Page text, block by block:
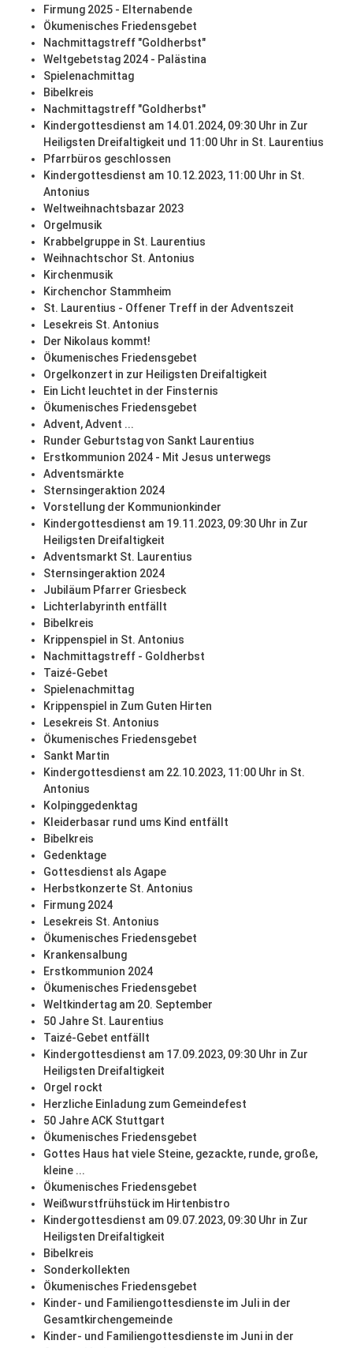
Firmung 2025 - Elternabende
Ökumenisches Friedensgebet
Nachmittagstreff "Goldherbst"
Weltgebetstag 2024 - Palästina
Spielenachmittag
Bibelkreis
Nachmittagstreff "Goldherbst"
Kindergottesdienst am 14.01.2024, 09:30 Uhr in Zur
Heiligsten Dreifaltigkeit und 11:00 Uhr in St. Laurentius
Pfarrbüros geschlossen
Kindergottesdienst am 10.12.2023, 11:00 Uhr in St.
Antonius
Weltweihnachtsbazar 2023
Orgelmusik
Krabbelgruppe in St. Laurentius
Weihnachtschor St. Antonius
Kirchenmusik
Kirchenchor Stammheim
St. Laurentius - Offener Treff in der Adventszeit
Lesekreis St. Antonius
Der Nikolaus kommt!
Ökumenisches Friedensgebet
Orgelkonzert in zur Heiligsten Dreifaltigkeit
Ein Licht leuchtet in der Finsternis
Ökumenisches Friedensgebet
Advent, Advent ...
Runder Geburtstag von Sankt Laurentius
Erstkommunion 2024 - Mit Jesus unterwegs
Adventsmärkte
Sternsingeraktion 2024
Vorstellung der Kommunionkinder
Kindergottesdienst am 19.11.2023, 09:30 Uhr in Zur
Heiligsten Dreifaltigkeit
Adventsmarkt St. Laurentius
Sternsingeraktion 2024
Jubiläum Pfarrer Griesbeck
Lichterlabyrinth entfällt
Bibelkreis
Krippenspiel in St. Antonius
Nachmittagstreff - Goldherbst
Taizé-Gebet
Spielenachmittag
Krippenspiel in Zum Guten Hirten
Lesekreis St. Antonius
Ökumenisches Friedensgebet
Sankt Martin
Kindergottesdienst am 22.10.2023, 11:00 Uhr in St.
Antonius
Kolpinggedenktag
Kleiderbasar rund ums Kind entfällt
Bibelkreis
Gedenktage
Gottesdienst als Agape
Herbstkonzerte St. Antonius
Firmung 2024
Lesekreis St. Antonius
Ökumenisches Friedensgebet
Krankensalbung
Erstkommunion 2024
Ökumenisches Friedensgebet
Weltkindertag am 20. September
50 Jahre St. Laurentius
Taizé-Gebet entfällt
Kindergottesdienst am 17.09.2023, 09:30 Uhr in Zur
Heiligsten Dreifaltigkeit
Orgel rockt
Herzliche Einladung zum Gemeindefest
50 Jahre ACK Stuttgart
Ökumenisches Friedensgebet
Gottes Haus hat viele Steine, gezackte, runde, große,
kleine ...
Ökumenisches Friedensgebet
Weißwurstfrühstück im Hirtenbistro
Kindergottesdienst am 09.07.2023, 09:30 Uhr in Zur
Heiligsten Dreifaltigkeit
Bibelkreis
Sonderkollekten
Ökumenisches Friedensgebet
Kinder- und Familiengottesdienste im Juli in der
Gesamtkirchengemeinde
Kinder- und Familiengottesdienste im Juni in der